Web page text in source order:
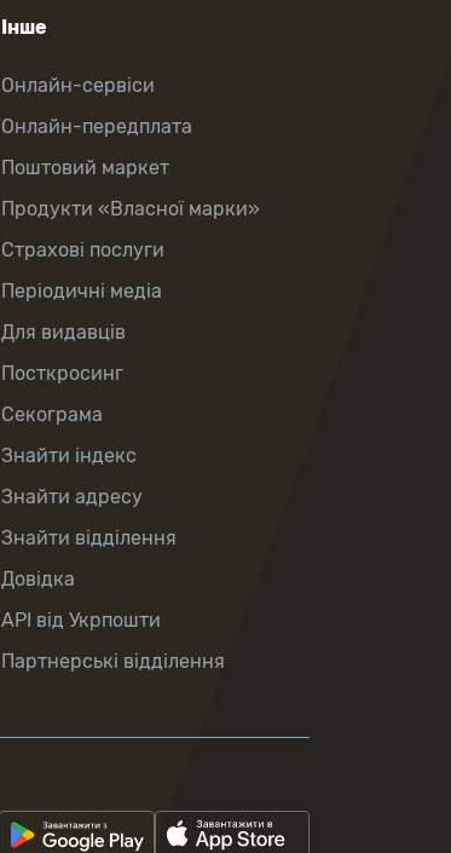
Інше
Онлайн-сервіси
Онлайн-передплата
Поштовий маркет
Продукти «Власної марки»
Страхові послуги
Періодичні медіа
Для видавців
Посткросинг
Секограма
Знайти індекс
Знайти адресу
Знайти відділення
Довідка
API від Укрпошти
Партнерські відділення